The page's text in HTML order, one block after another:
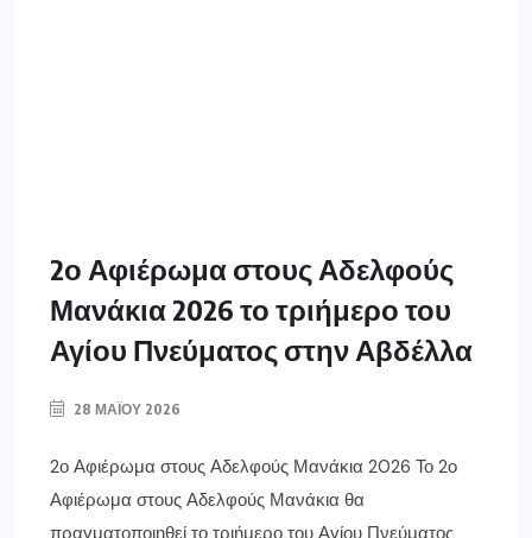
2ο Αφιέρωμα στους Αδελφούς
Μανάκια 2026 το τριήμερο του
Αγίου Πνεύματος στην Αβδέλλα
28 ΜΑΪ́ΟΥ 2026
2ο Αφιέρωμα στους Αδελφούς Μανάκια 2026 Το 2ο
Αφιέρωμα στους Αδελφούς Μανάκια θα
πραγματοποιηθεί το τριήμερο του Αγίου Πνεύματος